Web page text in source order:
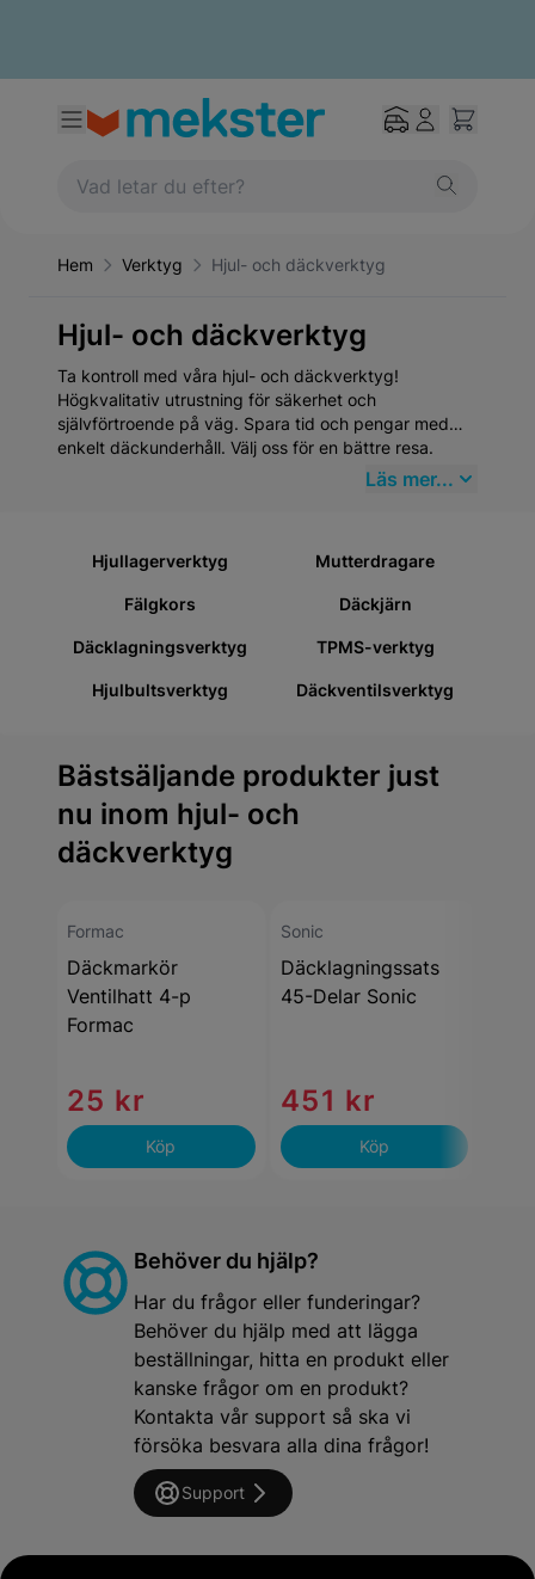
Hem Verktyg Hjul- och däckverktyg
Hjul- och däckverktyg
Ta kontroll med våra hjul- och däckverktyg!
Högkvalitativ utrustning för säkerhet och
självförtroende på väg. Spara tid och pengar med
enkelt däckunderhåll. Välj oss för en bättre resa.
Läs mer...
Hjullagerverktyg Mutterdragare
Fälgkors Däckjärn
Däcklagningsverktyg TPMS-verktyg
Hjulbultsverktyg Däckventilsverktyg
Bästsäljande produkter just
nu inom hjul- och
däckverktyg
Formac
Däckmarkör
Ventilhatt 4-p
Formac
25 kr
Köp
Sonic
Däcklagningssats
45-Delar Sonic
451 kr
Köp
Behöver du hjälp?
Har du frågor eller funderingar?
Behöver du hjälp med att lägga
beställningar, hitta en produkt eller
kanske frågor om en produkt?
Kontakta vår support så ska vi
försöka besvara alla dina frågor!
Support